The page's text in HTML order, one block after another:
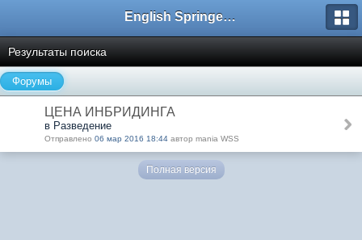
English Springer Spaniel Club
Результаты поиска
Форумы
ЦЕНА ИНБРИДИНГА
в Разведение
Отправлено 06 мар 2016 18:44 автор mania WSS
Полная версия